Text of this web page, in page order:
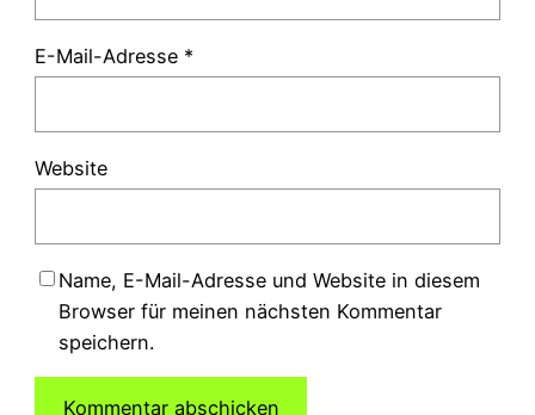
E-Mail-Adresse *
Website
Name, E-Mail-Adresse und Website in diesem
Browser für meinen nächsten Kommentar
speichern.